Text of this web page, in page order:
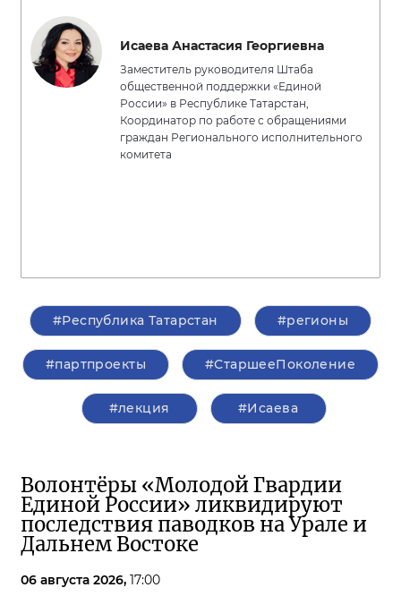
Исаева Анастасия Георгиевна
Заместитель руководителя Штаба
общественной поддержки «Единой
России» в Республике Татарстан,
Координатор по работе с обращениями
граждан Регионального исполнительного
комитета
#Республика Татарстан #регионы
#партпроекты #СтаршееПоколение
#лекция #Исаева
Волонтёры «Молодой Гвардии
Единой России» ликвидируют
последствия паводков на Урале и
Дальнем Востоке
06 августа 2026, 17:00